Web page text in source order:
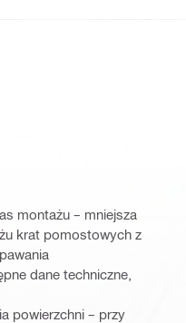
montażu – mniejsza
krat pomostowych z
dane techniczne,
powierzchni – przy